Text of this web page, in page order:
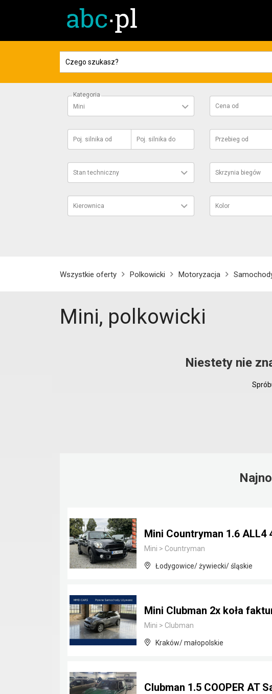
Kategoria
Mini
Cena od
Poj. silnika od Poj. silnika do Przebieg od
Stan techniczny Skrzynia biegów
Kierownica Kolor
Wszystkie oferty Polkowicki Motoryzacja
Mini, polkowicki
Niestety nie
Mini Countryman 1.6 ALL4
Mini > Countryman
Łodygowice/ żywiecki/ śląskie
Mini Clubman 2x koła
Mini > Clubman
Kraków/ małopolskie
Clubman 1.5 COOPER AT